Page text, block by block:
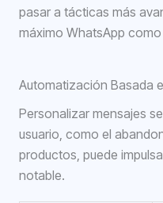
pasar a tácticas más
máximo WhatsApp
Automatización Basada
Personalizar mensajes
usuario, como el
productos, puede
notable.